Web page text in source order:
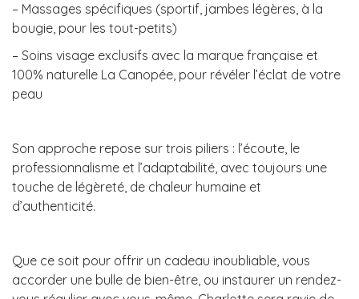
– Massages spécifiques (sportif, jambes légères, à la
bougie, pour les tout-petits)
– Soins visage exclusifs avec la marque française et
100% naturelle La Canopée, pour révéler l’éclat de votre
peau
Son approche repose sur trois piliers : l’écoute, le
professionnalisme et l’adaptabilité, avec toujours une
touche de légèreté, de chaleur humaine et
d’authenticité.
Que ce soit pour offrir un cadeau inoubliable, vous
accorder une bulle de bien-être, ou instaurer un rendez-